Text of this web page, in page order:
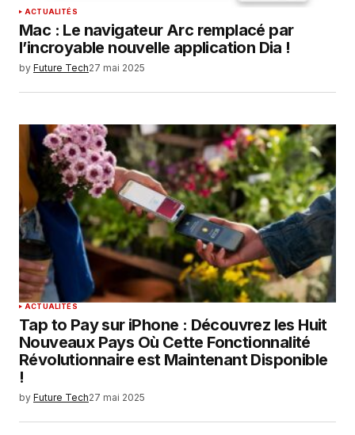
ACTUALITÉS
Mac : Le navigateur Arc remplacé par
l’incroyable nouvelle application Dia !
by Future Tech27 mai 2025
ACTUALITÉS
Tap to Pay sur iPhone : Découvrez les Huit
Nouveaux Pays Où Cette Fonctionnalité
Révolutionnaire est Maintenant Disponible
!
by Future Tech27 mai 2025